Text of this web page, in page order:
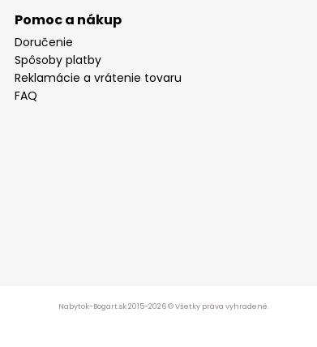
Pomoc a nákup
Doručenie
Spôsoby platby
Reklamácie a vrátenie tovaru
FAQ
Nabytok-Bogart.sk 2015-2026 © Všetky práva vyhradené.